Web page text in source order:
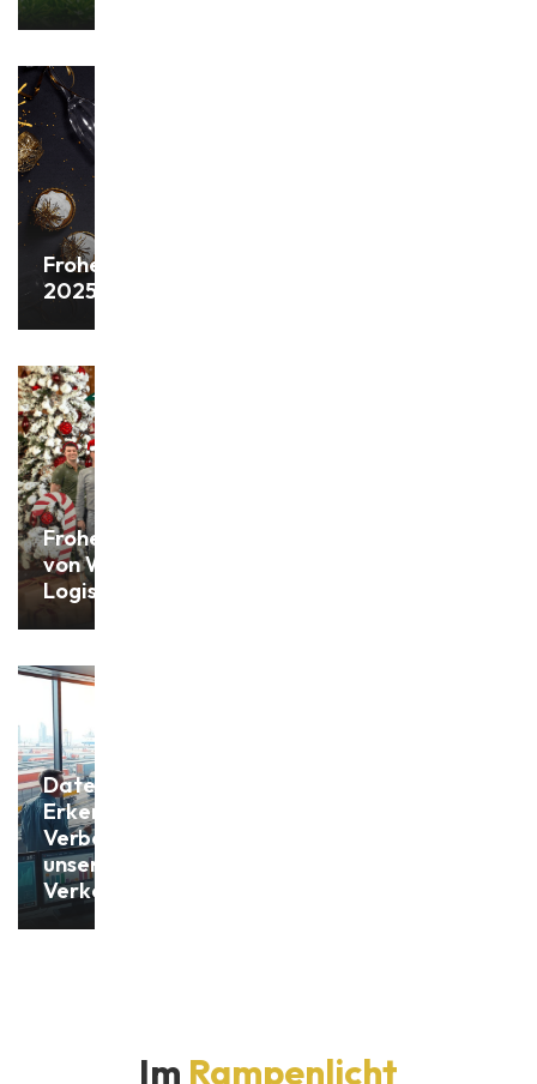
Frohes Neues Jahr
2025!
Frohe Weihnachten
von Withofs Bulk
Logistics!
Datengetriebene
Erkenntnisse:
Verbesserung
unserer
Verkehrsstrategien
Im Rampenlicht